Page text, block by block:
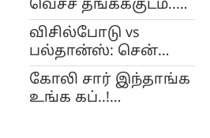
வெச்ச தங்கக்குடம்..
பயிற்சி ஆட்டத்தில்
ஹெலிகாப்டர் ஷாட்
அடித்த தல தோனி!
விசில்போடு vs
பல்தான்ஸ்: சென்னை
சேப்பாக்கத்தில்
CSKvMI மோதல்! -
டிக்கெட் விற்பனைக்கு
கோலி சார் இந்தாங்க
உங்க கப்..!